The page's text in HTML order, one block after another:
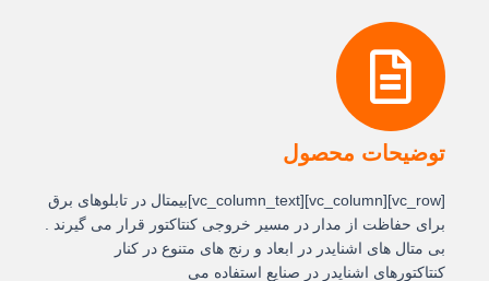
توضیحات محصول
[vc_row][vc_column][vc_column_text]بیمتال در تابلوهای برق
برای حفاظت از مدار در مسیر خروجی کنتاکتور قرار می گیرند .
بی متال های اشنایدر در ابعاد و رنج های متنوع در کنار
کنتاکتورهای اشنایدر در صنایع استفاده می